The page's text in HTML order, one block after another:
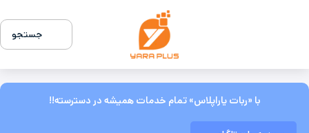
جستجو
با «ربات یاراپلاس» تمام خدمات همیشه در دسترسته!!